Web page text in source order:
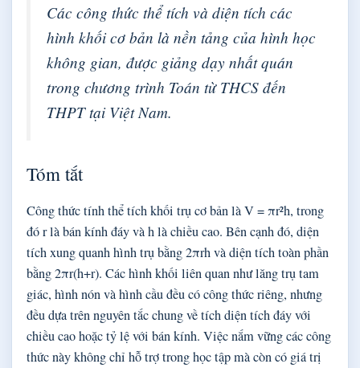
Các công thức thể tích và diện tích các
hình khối cơ bản là nền tảng của hình học
không gian, được giảng dạy nhất quán
trong chương trình Toán từ THCS đến
THPT tại Việt Nam.
Tóm tắt
Công thức tính thể tích khối trụ cơ bản là V = πr²h, trong
đó r là bán kính đáy và h là chiều cao. Bên cạnh đó, diện
tích xung quanh hình trụ bằng 2πrh và diện tích toàn phần
bằng 2πr(h+r). Các hình khối liên quan như lăng trụ tam
giác, hình nón và hình cầu đều có công thức riêng, nhưng
đều dựa trên nguyên tắc chung về tích diện tích đáy với
chiều cao hoặc tỷ lệ với bán kính. Việc nắm vững các công
thức này không chỉ hỗ trợ trong học tập mà còn có giá trị